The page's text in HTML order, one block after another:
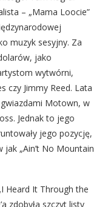
– „Mama Loocie”
muzyk sesyjny. Za
jako
wytwórni,
czy Jimmy Reed. Lata
gwiazdami Motown, w
Jednak to jego
jego pozycję,
„Ain’t No Mountain
Heard It Through the
zdobyła szczyt listy